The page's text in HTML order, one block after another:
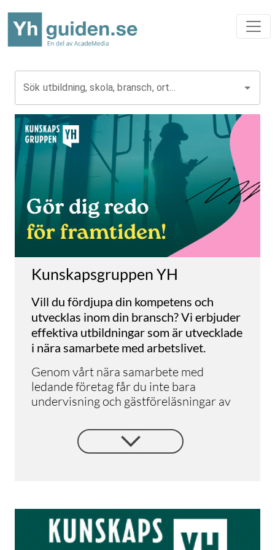
Sök utbildning, skola, bransch, ort...
Kunskapsgruppen YH
Vill du fördjupa din kompetens och
utvecklas inom din bransch? Vi erbjuder
effektiva utbildningar som är utvecklade
i nära samarbete med arbetslivet.
Genom vårt nära samarbete med
ledande företag får du inte bara
undervisning och gästföreläsningar av
möjligheten att göra studiebesök för att
se teorin i praktiken.
arbetslivet. Det betyder att du kan vara
säker på att din utbildning är relevant